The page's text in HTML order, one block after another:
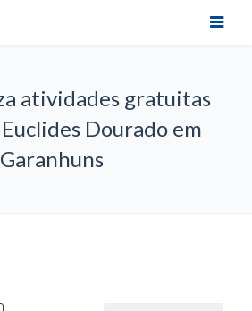
atividades gratuitas
Dourado em
Garanhuns